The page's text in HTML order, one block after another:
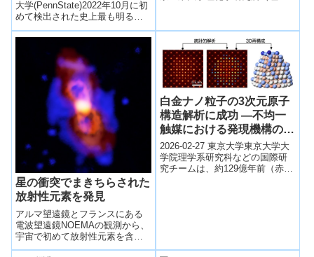
time aids search for
origin of heavy elements)
大学(PennState)2022年10月に初
めて検出された史上最も明るい
ガンマ線バースト（GRB）GRB
221009...
の大...
星の衝突でまきちらされた
放射性元素を発見
アルマ望遠鏡とフランスにある
電波望遠鏡NOEMAの観測から、
宇宙で初めて放射性元素を含む
分子が発見された。西暦1670年
白金ナノ粒子の3次元原子
構造解析に成功 ―不均一
触媒における発現機構の理
解と新たな設計指針の構築
―
2026-02-27 東京大学東京大学大
学院理学系研究科などの国際研
究チームは、約129億年前（赤方